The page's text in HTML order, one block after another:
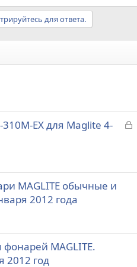
для ответа.
З
EX для Maglite 4-
MAGLITE обычные и
2012 года
MAGLITE.
2012 год